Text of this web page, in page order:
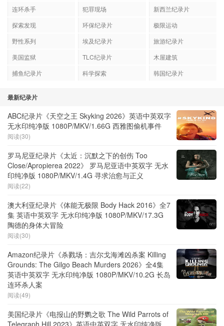
连环杀手
犯罪现场
新西兰纪录片
探索发现
环保纪录片
极限运动
野性系列
埃及纪录片
旅游纪录片
美国监狱
TLC纪录片
木屋建筑
捕鱼纪录片
科学探索 韩国纪录片
最新纪录片
ABC纪录片《天空之王 Skyking 2026》英语中英双字
无水印纯净版 1080P/MKV/1.66G 西雅图偷机事件
阅读(30)
罗马尼亚纪录片《太近：沉默之下的创伤 Too
Close/Apropierea 2022》 罗马尼亚语中英双字 无水
印纯净版 1080P/MKV/1.4G 寻求治愈与正义
阅读(22)
澳大利亚纪录片《体能无极限 Body Hack 2016》全7
集 英语中英双字 无水印纯净版 1080P/MKV/17.3G
陶德的身体大冒险
阅读(30)
Amazon纪录片《杀戮场：吉尔戈海滩凶杀案 Killing
Grounds: The Gilgo Beach Murders 2026》全4集
英语中英双字 无水印纯净版 1080P/MKV/10.2G 长岛
连环杀人案
阅读(49)
美国纪录片《电报山的野鹦之歌 The Wild Parrots of
Telegraph Hill 2023》英语中英双字 无水印纯净版